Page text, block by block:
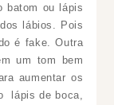
batom ou lápis
lábios. Pois
é fake. Outra
um tom bem
aumentar os
lápis de boca,